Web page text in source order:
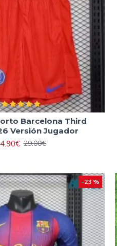
Barcelona Third
Versión Jugador
29.00€
-23 %